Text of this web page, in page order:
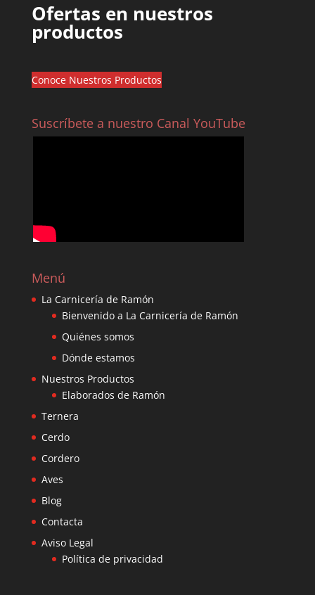
Ofertas en nuestros
productos
Conoce Nuestros Productos
Suscríbete a nuestro Canal YouTube
Menú
La Carnicería de Ramón
Bienvenido a La Carnicería de Ramón
Quiénes somos
Dónde estamos
Nuestros Productos
Elaborados de Ramón
Ternera
Cerdo
Cordero
Aves
Blog
Contacta
Aviso Legal
Política de privacidad